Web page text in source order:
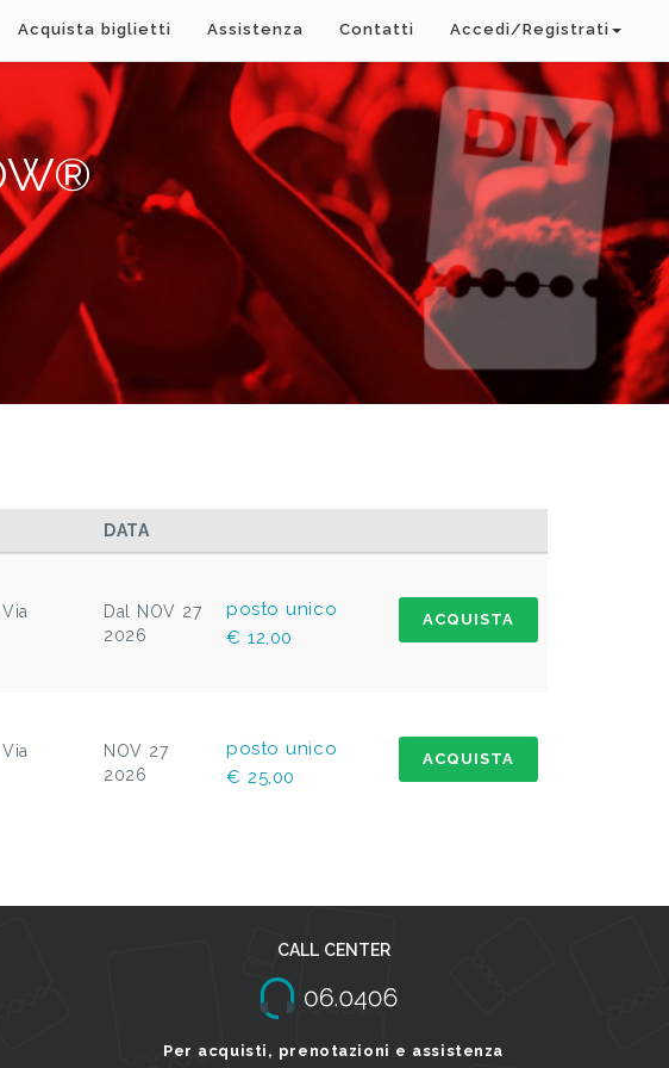
Acquista biglietti Assistenza Contatti Accedi/Registrati
DATA
Dal NOV 27
2026
posto unico
€ 12,00
ACQUISTA
NOV 27
2026
posto unico
€ 25,00
ACQUISTA
CALL CENTER
Per acquisti, prenotazioni e assistenza